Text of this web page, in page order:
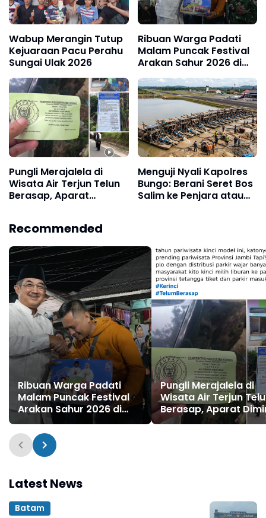
Wabup Merangin Tutup
Kejuaraan Pacu Perahu
Sungai Ulak 2026
Ribuan Warga Padati
Malam Puncak Festival
Arakan Sahur 2026 di
Tanjab Barat
Pungli Merajalela di
Wisata Air Terjun Telun
Berasap, Aparat
Menguji Nyali Kapolres
Bungo: Berani Seret Bos
Salim ke Penjara atau
Recommended
Ribuan Warga Padati
Malam Puncak Festival
Arakan Sahur 2026 di
Tanjab Barat
Pungli Merajalela di
Wisata Air Terjun
Berasap, Aparat
Bertindak Tegas
Latest News
Batam